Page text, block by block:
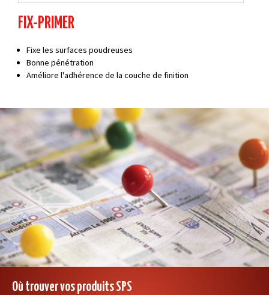
FIX-PRIMER
Fixe les surfaces poudreuses
Bonne pénétration
Améliore l'adhérence de la couche de finition
Où trouver vos produits SPS